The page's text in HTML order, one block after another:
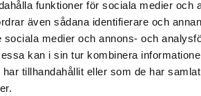
funktioner för sociala medier och
även sådana identifierare och
sociala medier och annons- och
kan i sin tur kombinera
tillhandahållit eller som de har
och stöd till de människor som
och hat mot HBTQI+-